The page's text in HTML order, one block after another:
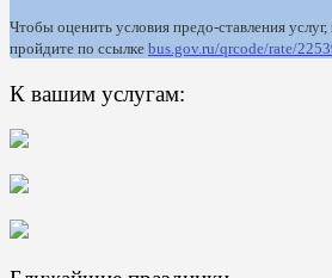
Чтобы оценить условия предо-ставления
пройдите по ссылке bus.gov.ru/qrcode/rate/
К вашим услугам: